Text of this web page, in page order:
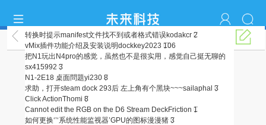
Stream Dock系列
转换时提示manifest文件找不到或者格式错误kodakcr 2
vMix插件功能介绍及安装说明dockkey2023 106
把N1玩出N4pro的感觉，虽然也不是很实用，感觉自己挺无聊的
sx415992 3
N1-2E18 桌面問題yi230 8
求助，打开steam dock 293后 左上角有个黑块~~~sailaphal 3
Click ActionThomi 8
Cannot edit the RGB on the D6 Stream DeckFriction 1
如何更换‘’‘系统性能监视器’GPU的图标漫漫猪 3